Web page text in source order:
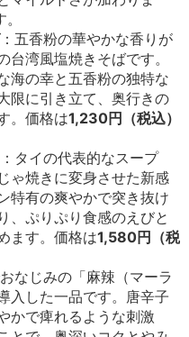
：五香粉の華やかな香りが
湾風塩焼きそばです。
海の幸と五香粉の独特な
限に引き立て、奥行きの
。価格は1,230円（税込）
：タイの代表的なスープ
ゃ焼きに変身させた新感
特有の爽やかで突き抜け
、ぷりぷり食感のえびと
ます。価格は1,580円（税
なじみの「麻辣（マーラ
入した一品です。唐辛子
かで痺れるような刺激